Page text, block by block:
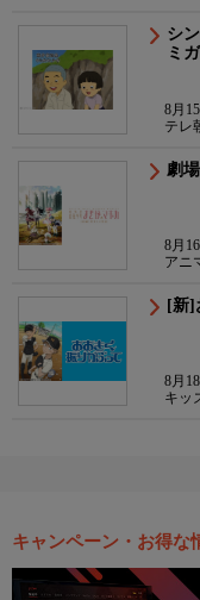
シ
ミ
8月
テレ
劇
8月
アニ
[新]
8月
キッ
キャンペーン・お得な